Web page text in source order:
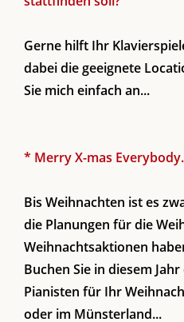
Gerne hilft Ihr
dabei die geeignete
Sie mich einfach an...
* Merry X-mas
Bis Weihnachten ist es
die Planungen für die
Weihnachtsaktionen
Buchen Sie in diesem
Pianisten für Ihr
oder im Münsterland...